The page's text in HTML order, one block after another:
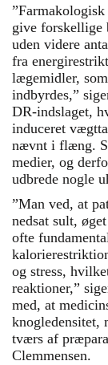
give forskellige
uden videre
fra
lægemidler,
indbyrdes,”
DR-indslaget,
induceret
nævnt i flæng.
medier, og
udbrede nogle
”Man ved, at
nedsat sult,
ofte
og stress,
reaktioner,”
med, at
knogledensitet,
tværs af
Clemmensen.